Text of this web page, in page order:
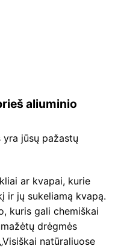
aliuminio
jūsų pažastų
ar kvapai, kurie
ir jų sukeliamą kvapą.
kuris gali chemiškai
drėgmės
natūraliuose